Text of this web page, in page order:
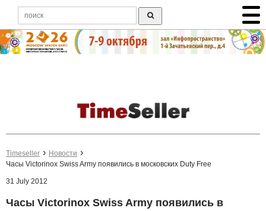
Timeseller
Новости
Часы Victorinox Swiss Army появились в московских Duty Free
31 July 2012
Часы Victorinox Swiss Army появились в